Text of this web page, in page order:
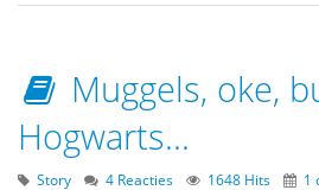
Muggels, oke,
Hogwarts...
Story 4 Reacties 1648 Hits 1